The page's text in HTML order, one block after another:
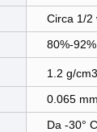
Circa 1/2
80%-
1.2 g/cm3
0.065
Da -30°